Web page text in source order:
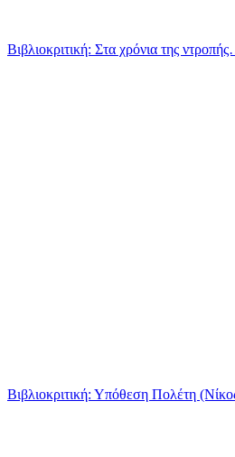
Βιβλιοκριτική: Στα χρόνια της
Βιβλιοκριτική: Υπόθεση Πολέτη